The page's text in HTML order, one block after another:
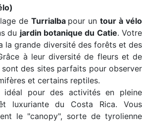
de Turrialba pour untour à vélo
du jardin botanique du Catie. Votre
la grande diversité des forêts et des
à leur diversité de fleurs et de
des sites parfaits pour observer
et certains reptiles.
idéal pour des activités en pleine
luxuriante du Costa Rica. Vous
le "canopy", sorte de tyrolienne